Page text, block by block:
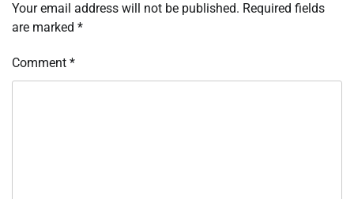
Your email address will not be published. Required fields
are marked *
Comment *